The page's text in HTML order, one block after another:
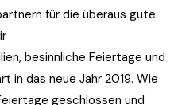
für die überaus gute
besinnliche Feiertage und
in das neue Jahr 2019. Wie
geschlossen und